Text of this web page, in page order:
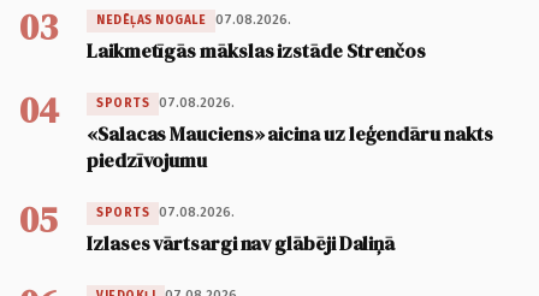
03 NEDĒĻAS NOGALE 07.08.2026.
Laikmetīgās mākslas izstāde Strenčos
04 SPORTS 07.08.2026.
«Salacas Mauciens» aicina uz leģendāru nakts
piedzīvojumu
05 SPORTS 07.08.2026.
Izlases vārtsargi nav glābēji Daliņā